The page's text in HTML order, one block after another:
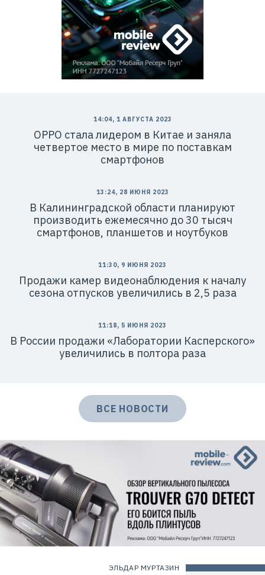
ЭЛЬДАР МУРТАЗИН
14:04, 1 АВГУСТА 2023
OPPO стала лидером в Китае и заняла
четвертое место в мире по поставкам
смартфонов
13:24, 28 ИЮНЯ 2023
В Калининградской области планируют
производить ежемесячно до 30 тысяч
смартфонов, планшетов и ноутбуков
11:30, 9 ИЮНЯ 2023
Продажи камер видеонаблюдения к началу
сезона отпусков увеличились в 2,5 раза
11:18, 5 ИЮНЯ 2023
В России продажи «Лаборатории Касперского»
увеличились в полтора раза
ВСЕ НОВОСТИ